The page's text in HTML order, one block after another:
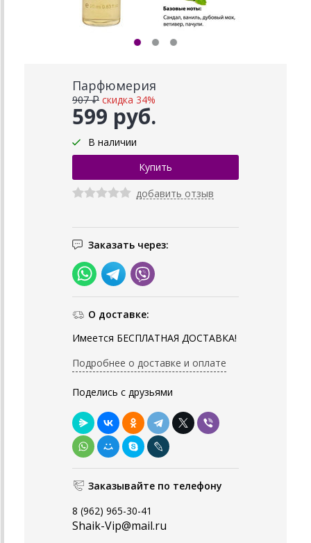
Парфюмерия
599 руб.
907 ₽ скидка 34%
В наличии
добавить отзыв
Заказать через:
О доставке:
Имеется БЕСПЛАТНАЯ ДОСТАВКА!
Подробнее о доставке и оплате
Поделись с друзьями
Заказывайте по телефону
8 (962) 965-30-41
Shaik-Vip@mail.ru